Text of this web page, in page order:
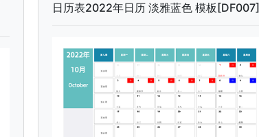
日历表2022年日历 淡雅蓝色 模板[DF007]